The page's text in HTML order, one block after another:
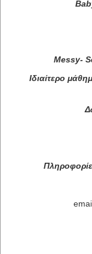
Messy-
Ιδιαίτερο